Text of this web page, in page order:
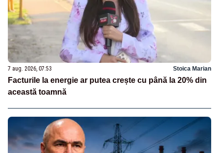
7 aug. 2026, 07:53 Stoica Marian
Facturile la energie ar putea crește cu până la 20% din
această toamnă